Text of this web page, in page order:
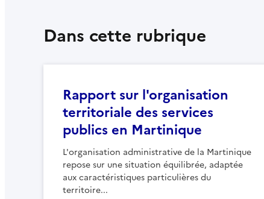
Dans cette rubrique
Rapport sur l'organisation
territoriale des services
publics en Martinique
L'organisation administrative de la Martinique
repose sur une situation équilibrée, adaptée
aux caractéristiques particulières du
territoire...